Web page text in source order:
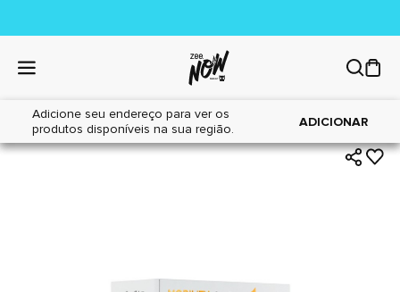
Adicione seu endereço para ver os
produtos disponíveis na sua região.
ADICIONAR
Home|Cães|Farmácia